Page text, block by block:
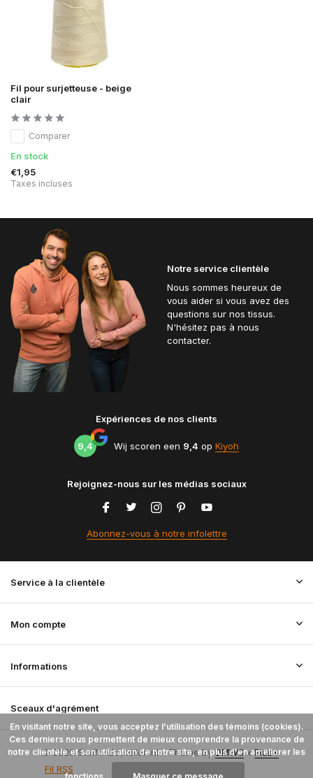
Fil pour surjetteuse - beige
clair
Comparer
En stock
€1,95
Taxes incluses
Notre service clientèle
Nous sommes heureux de
vous aider si vous avez des
questions sur nos tissus.
N'hésitez pas à nous
contacter.
Expériences de nos clients
9,4 Wij scoren een 9,4 op Kiyoh
Rejoignez-nous sur les médias sociaux
Abonnez-vous à notre infolettre
Service à la clientèle
Mon compte
Informations
Sceaux d'agrément
© 2026 StoffenBestellen.nl - Theme ByDMWSxPlus+
Fil RSS
En visitant notre site, vous acceptez l'utilisation des témoins (cookies).
Ces derniers nous permettent de mieux comprendre la provenance de
notre clientèle et son utilisation de notre site, en plus d'en améliorer les